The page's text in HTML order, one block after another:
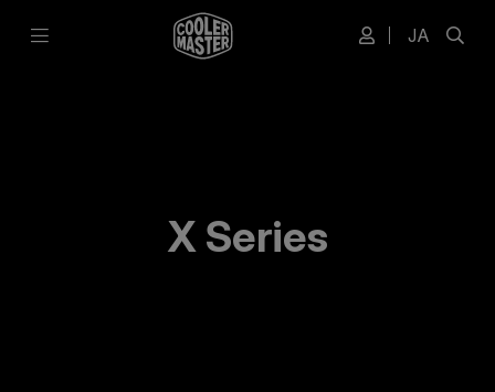
JA
X Series